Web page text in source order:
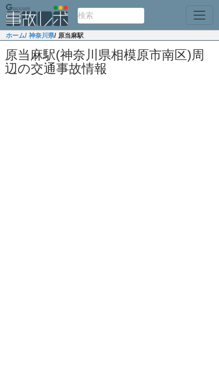
ホーム/ 神奈川県/ 原当麻駅
原当麻駅(神奈川県相模原市南区)周
辺の交通事故情報